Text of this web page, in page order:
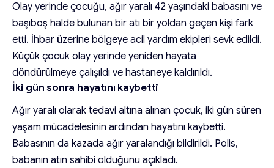
Olay yerinde çocuğu, ağır yaralı 42 yaşındaki babasını ve
başıboş halde bulunan bir atı bir yoldan geçen kişi fark
etti. İhbar üzerine bölgeye acil yardım ekipleri sevk edildi.
Küçük çocuk olay yerinde yeniden hayata
döndürülmeye çalışıldı ve hastaneye kaldırıldı.
İki gün sonra hayatını kaybetti
Ağır yaralı olarak tedavi altına alınan çocuk, iki gün süren
yaşam mücadelesinin ardından hayatını kaybetti.
Babasının da kazada ağır yaralandığı bildirildi. Polis,
babanın atın sahibi olduğunu açıkladı.